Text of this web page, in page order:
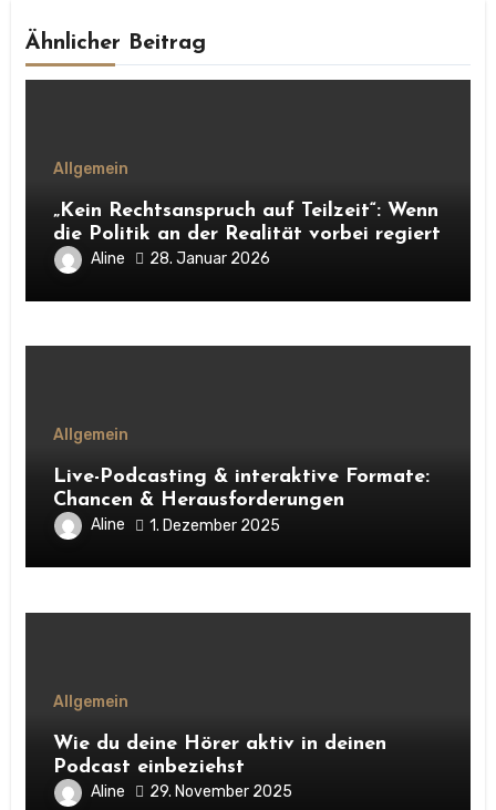
Ähnlicher Beitrag
Allgemein
„Kein Rechtsanspruch auf Teilzeit“: Wenn
die Politik an der Realität vorbei regiert
Aline 28. Januar 2026
Allgemein
Live-Podcasting & interaktive Formate:
Chancen & Herausforderungen
Aline 1. Dezember 2025
Allgemein
Wie du deine Hörer aktiv in deinen
Podcast einbeziehst
Aline 29. November 2025